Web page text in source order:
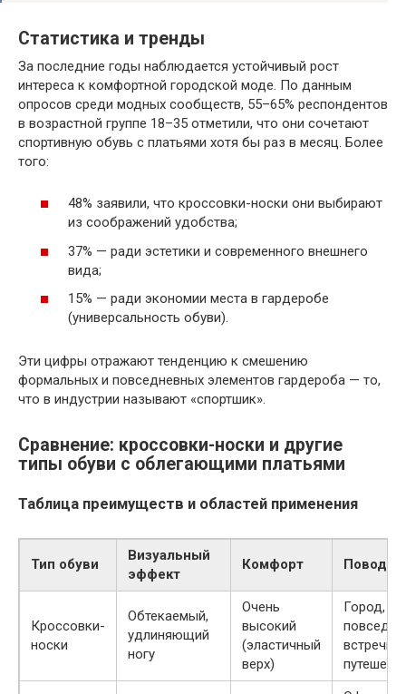
Статистика и тренды
За последние годы наблюдается устойчивый рост
интереса к комфортной городской моде. По данным
опросов среди модных сообществ, 55–65% респондентов
в возрастной группе 18–35 отметили, что они сочетают
спортивную обувь с платьями хотя бы раз в месяц. Более
того:
48% заявили, что кроссовки-носки они выбирают
из соображений удобства;
37% — ради эстетики и современного внешнего
вида;
15% — ради экономии места в гардеробе
(универсальность обуви).
Эти цифры отражают тенденцию к смешению
формальных и повседневных элементов гардероба — то,
что в индустрии называют «спортшик».
Сравнение: кроссовки-носки и другие
типы обуви с облегающими платьями
Таблица преимуществ и областей применения
Тип обуви
Визуальный
эффект
Комфорт Повод
Кроссовки-
носки
Обтекаемый,
удлиняющий
ногу
Очень
высокий
(эластичный
верх)
Город,
встречи,